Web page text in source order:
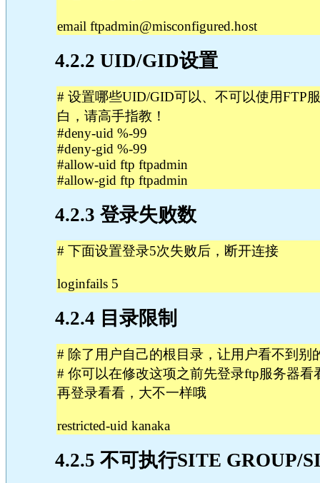
email ftpadmin@misconfigured.host
4.2.2 UID/GID设置
# 设置哪些UID/GID可以、不可以使用FTP
白，请高手指教！
#deny-uid %-99
#deny-gid %-99
#allow-uid ftp ftpadmin
#allow-gid ftp ftpadmin
4.2.3 登录失败数
# 下面设置登录5次失败后，断开连接
loginfails 5
4.2.4 目录限制
# 除了用户自己的根目录，让用户看不到别
# 你可以在修改这项之前先登录ftp服务器看
再登录看看，大不一样哦
restricted-uid kanaka
4.2.5 不可执行SITE GROUP/